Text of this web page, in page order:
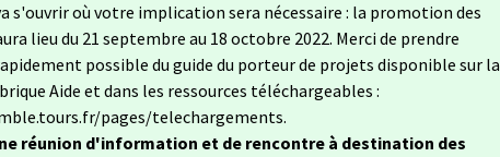
s'ouvrir où votre implication sera nécessaire : la promotion des
lieu du 21 septembre au 18 octobre 2022. Merci de prendre
possible du guide du porteur de projets disponible sur la
Aide et dans les ressources téléchargeables :
pages/telechargements.
réunion d'information et de rencontre à destination des